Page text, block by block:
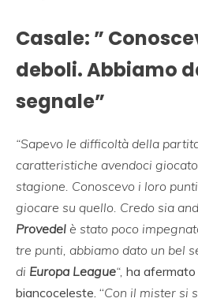
Casale: ”
deboli. Abbiamo
segnale”
“Sapevo le difficoltà della
caratteristiche avendoci
stagione. Conoscevo i loro
giocare su quello. Credo sia
Provedel è stato poco
tre punti, abbiamo dato un bel
di Europa League“, ha afermato
biancoceleste. “Con il mister si